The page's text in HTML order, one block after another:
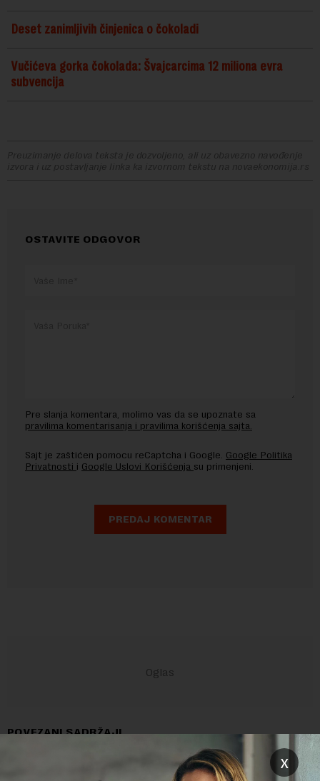
Deset zanimljivih činjenica o čokoladi
Vučićeva gorka čokolada: Švajcarcima 12 miliona evra
subvencija
Preuzimanje delova teksta je dozvoljeno, ali uz obavezno navođenje
izvora i uz postavljanje linka ka izvornom tekstu na novaekonomija.rs
OSTAVITE ODGOVOR
Pre slanja komentara, molimo vas da se upoznate sa
pravilima komentarisanja i pravilima korišćenja sajta.
Sajt je zaštićen pomocu reCaptcha i Google. Google Politika
Privatnosti i Google Uslovi Korišćenja su primenjeni.
POVEZANI SADRŽAJI
x